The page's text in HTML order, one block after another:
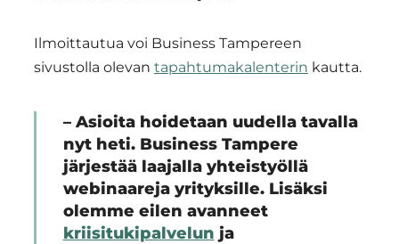
Ilmoittautua voi Business Tampereen
sivustolla olevan tapahtumakalenterin kautta.
– Asioita hoidetaan uudella tavalla
nyt heti. Business Tampere
järjestää laajalla yhteistyöllä
webinaareja yrityksille. Lisäksi
olemme eilen avanneet
kriisitukipalvelun ja